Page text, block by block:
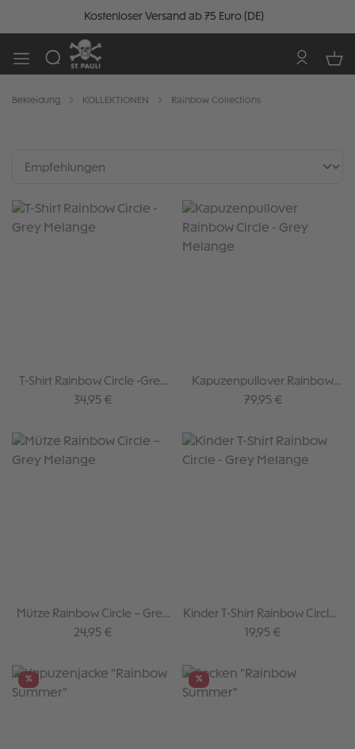
Kostenloser Versand ab 75 Euro (DE)
Bekleidung KOLLEKTIONEN Rainbow Collections
T-Shirt Rainbow Circle -Grey
Melange
Regulärer Preis:
34,95 €
Kapuzenpullover Rainbow
Circle - Grey Melange
Regulärer Preis:
79,95 €
Mütze Rainbow Circle – Grey
Melange
Regulärer Preis:
24,95 €
Kinder T-Shirt Rainbow Circle -
Grey Melange
Regulärer Preis:
19,95 €
% %